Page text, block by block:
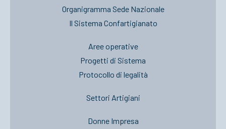
Organigramma Sede Nazionale
Il Sistema Confartigianato
Aree operative
Progetti di Sistema
Protocollo di legalità
Settori Artigiani
Donne Impresa